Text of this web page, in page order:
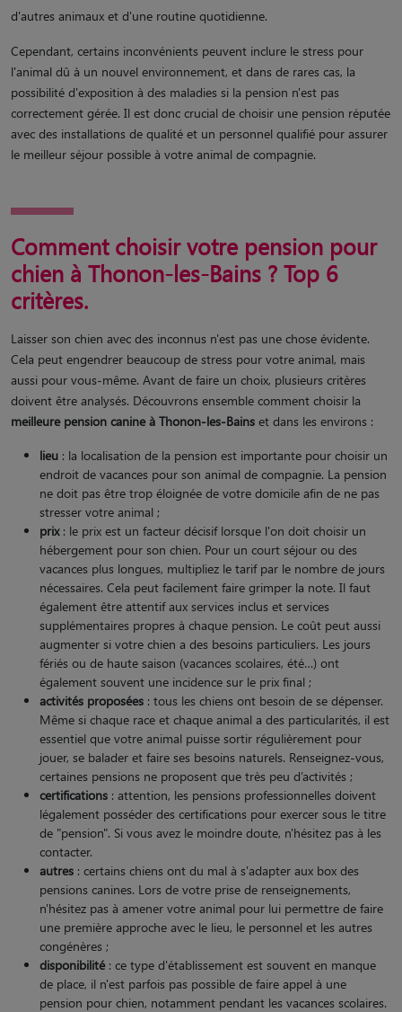
d'autres animaux et d'une routine quotidienne.
Cependant, certains inconvénients peuvent inclure le stress pour
l'animal dû à un nouvel environnement, et dans de rares cas, la
possibilité d'exposition à des maladies si la pension n'est pas
correctement gérée. Il est donc crucial de choisir une pension réputée
avec des installations de qualité et un personnel qualifié pour assurer
le meilleur séjour possible à votre animal de compagnie.
Comment choisir votre pension pour
chien à Thonon-les-Bains ? Top 6
critères.
Laisser son chien avec des inconnus n'est pas une chose évidente.
Cela peut engendrer beaucoup de stress pour votre animal, mais
aussi pour vous-même. Avant de faire un choix, plusieurs critères
doivent être analysés. Découvrons ensemble comment choisir la
meilleure pension canine à Thonon-les-Bains et dans les environs :
lieu : la localisation de la pension est importante pour choisir un
endroit de vacances pour son animal de compagnie. La pension
ne doit pas être trop éloignée de votre domicile afin de ne pas
stresser votre animal ;
prix: le prix est un facteur décisif lorsque l'on doit choisir un
hébergement pour son chien. Pour un court séjour ou des
vacances plus longues, multipliez le tarif par le nombre de jours
nécessaires. Cela peut facilement faire grimper la note. Il faut
également être attentif aux services inclus et services
supplémentaires propres à chaque pension. Le coût peut aussi
augmenter si votre chien a des besoins particuliers. Les jours
fériés ou de haute saison (vacances scolaires, été…) ont
également souvent une incidence sur le prix final ;
activités proposées : tous les chiens ont besoin de se dépenser.
Même si chaque race et chaque animal a des particularités, il est
essentiel que votre animal puisse sortir régulièrement pour
jouer, se balader et faire ses besoins naturels. Renseignez-vous,
certaines pensions ne proposent que très peu d’activités ;
certifications : attention, les pensions professionnelles doivent
légalement posséder des certifications pour exercer sous le titre
de "pension". Si vous avez le moindre doute, n'hésitez pas à les
contacter.
autres : certains chiens ont du mal à s'adapter aux box des
pensions canines. Lors de votre prise de renseignements,
n'hésitez pas à amener votre animal pour lui permettre de faire
une première approche avec le lieu, le personnel et les autres
congénères ;
disponibilité: ce type d'établissement est souvent en manque
de place, il n'est parfois pas possible de faire appel à une
pension pour chien, notamment pendant les vacances scolaires.